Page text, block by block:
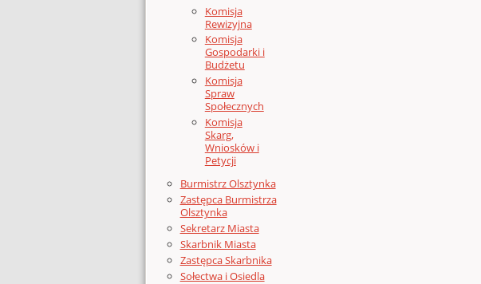
Komisja
Rewizyjna
Komisja
Gospodarki i
Budżetu
Komisja
Spraw
Społecznych
Komisja
Skarg,
Wniosków i
Petycji
Burmistrz Olsztynka
Zastępca Burmistrza
Olsztynka
Sekretarz Miasta
Skarbnik Miasta
Zastępca Skarbnika
Sołectwa i Osiedla